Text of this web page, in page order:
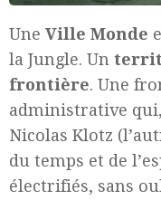
Une Ville Monde
la Jungle. Un
frontière. Une
administrative
Nicolas Klotz
du temps et de
électrifiés, sans